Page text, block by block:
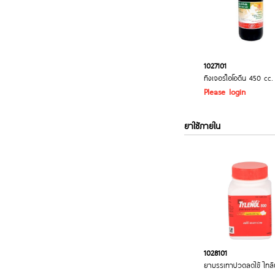
1027101
ทิงเจอร์ไอโอดีน 450 cc.
Please login
ยาใช้ภายใน
1028101
ยาบรรเทาปวดลดไข้ ไท